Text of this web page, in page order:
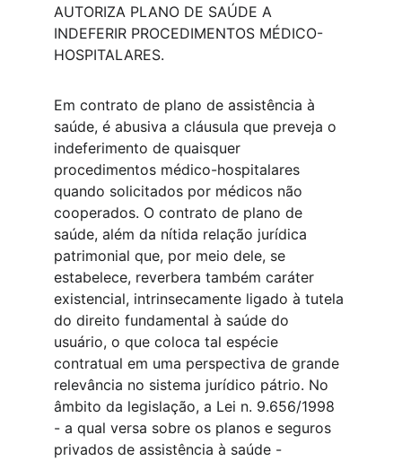
AUTORIZA PLANO DE SAÚDE A
INDEFERIR PROCEDIMENTOS MÉDICO-
HOSPITALARES.
Em contrato de plano de assistência à
saúde, é abusiva a cláusula que preveja o
indeferimento de quaisquer
procedimentos médico-hospitalares
quando solicitados por médicos não
cooperados. O contrato de plano de
saúde, além da nítida relação jurídica
patrimonial que, por meio dele, se
estabelece, reverbera também caráter
existencial, intrinsecamente ligado à tutela
do direito fundamental à saúde do
usuário, o que coloca tal espécie
contratual em uma perspectiva de grande
relevância no sistema jurídico pátrio. No
âmbito da legislação, a Lei n. 9.656/1998
- a qual versa sobre os planos e seguros
privados de assistência à saúde -